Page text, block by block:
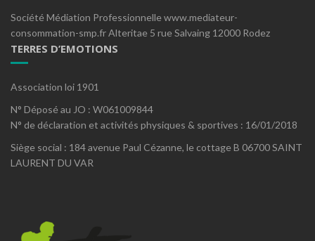
Société Médiation Professionnelle www.mediateur-
consommation-smp.fr Alteritae 5 rue Salvaing 12000 Rodez
TERRES D’EMOTIONS
Association loi 1901
N° Déposé au JO : W061009844
N° de déclaration et activités physiques & sportives : 16/01/2018
Siège social : 184 avenue Paul Cézanne, le cottage B 06700 SAINT
LAURENT DU VAR